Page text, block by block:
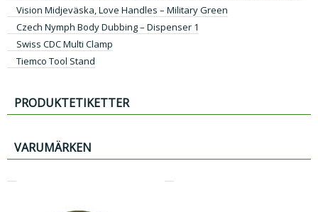
Vision Midjeväska, Love Handles – Military Green
Czech Nymph Body Dubbing – Dispenser 1
Swiss CDC Multi Clamp
Tiemco Tool Stand
PRODUKTETIKETTER
VARUMÄRKEN